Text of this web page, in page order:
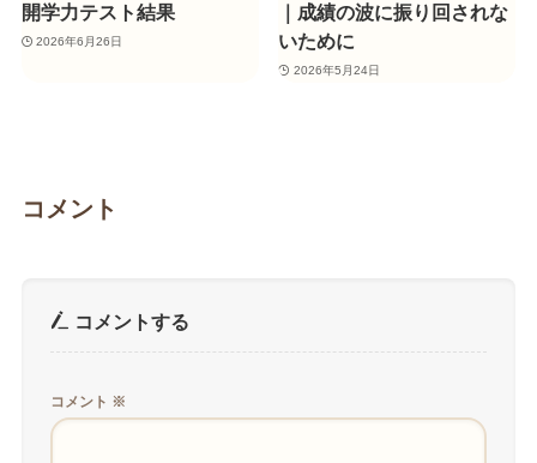
開学力テスト結果
2026年6月26日
｜成績の波に振り回されな
いために
2026年5月24日
コメント
コメントする
コメント ※